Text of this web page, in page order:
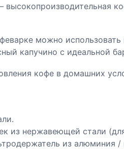
можно
капучино с идеальной
кофе в домашних
из нержавеющей стали
из алюминия